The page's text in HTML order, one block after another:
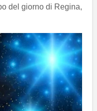
del giorno di Regina,